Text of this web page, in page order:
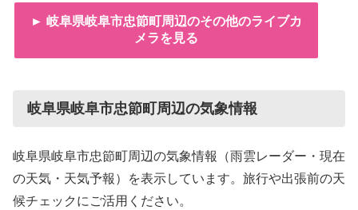
► 岐阜県岐阜市忠節町周辺のその他のライブカ
メラを見る
岐阜県岐阜市忠節町周辺の気象情報
岐阜県岐阜市忠節町周辺の気象情報（雨雲レーダー・現在
の天気・天気予報）を表示しています。旅行や出張前の天
候チェックにご活用ください。